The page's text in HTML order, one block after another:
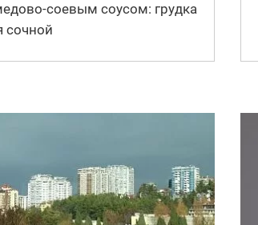
соевым соусом: грудка
сочной